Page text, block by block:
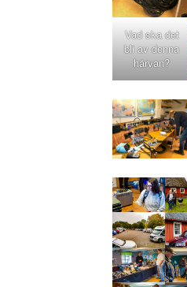
Vad ska det
bli av denna
härvan?